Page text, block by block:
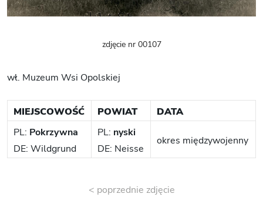
zdjęcie nr 00107
wł. Muzeum Wsi Opolskiej
MIEJSCOWOŚĆ POWIAT
DATA
PL: Pokrzywna
DE: Wildgrund
PL: nyski
DE: Neisse
okres międzywojenny
< poprzednie zdjęcie